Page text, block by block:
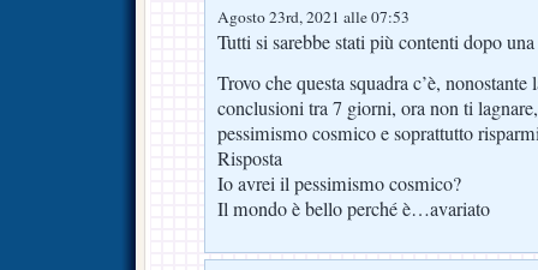
Agosto 23rd, 2021 alle 07:53
Tutti si sarebbe stati più contenti dopo
Trovo che questa squadra c’è,
conclusioni tra 7 giorni, ora non ti
pessimismo cosmico e soprattutto
Risposta
Io avrei il pessimismo cosmico?
Il mondo è bello perché è…avariato